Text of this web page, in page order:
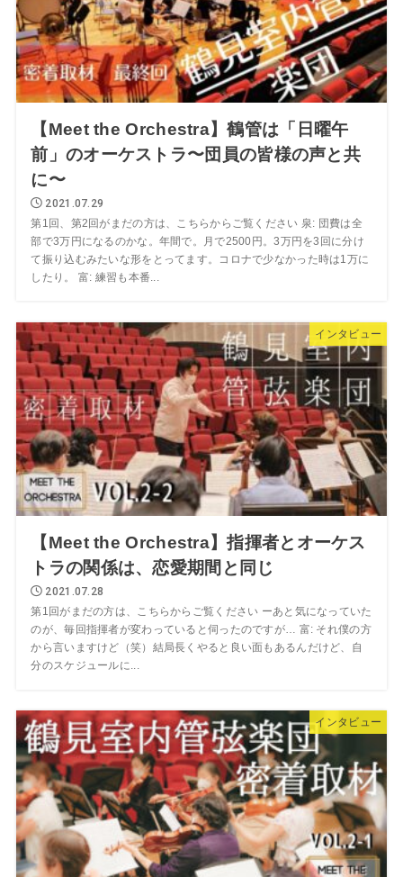
【Meet the Orchestra】鶴管は「日曜午
前」のオーケストラ〜団員の皆様の声と共
に〜
2021.07.29
第1回、第2回がまだの方は、こちらからご覧ください 泉: 団費は全
部で3万円になるのかな。年間で。月で2500円。3万円を3回に分け
て振り込むみたいな形をとってます。コロナで少なかった時は1万に
したり。 富: 練習も本番...
インタビュー
【Meet the Orchestra】指揮者とオーケス
トラの関係は、恋愛期間と同じ
2021.07.28
第1回がまだの方は、こちらからご覧ください ーあと気になっていた
のが、毎回指揮者が変わっていると伺ったのですが… 富: それ僕の方
から言いますけど（笑）結局長くやると良い面もあるんだけど、自
分のスケジュールに...
インタビュー